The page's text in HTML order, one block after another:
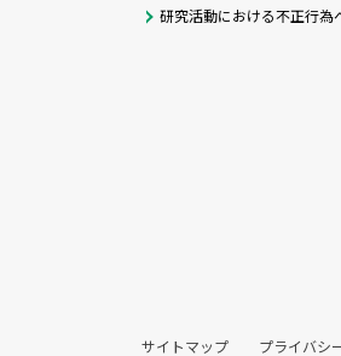
研究活動における不正行為
サイトマップ プライバシ